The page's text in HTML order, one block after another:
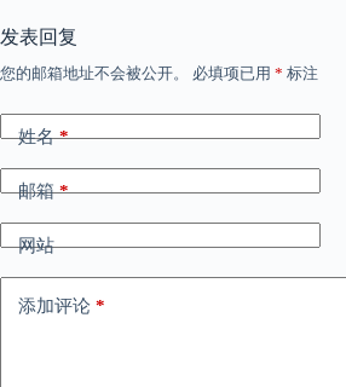
发表回复
您的邮箱地址不会被公开。 必填项已用 * 标注
姓名*
邮箱*
网站
添加评论 *